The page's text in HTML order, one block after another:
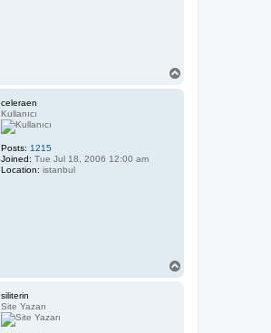
celeraen
Kullanıcı
Posts: 1215
Joined: Tue Jul 18, 2006 12:00 am
Location: istanbul
siliterin
Site Yazarı